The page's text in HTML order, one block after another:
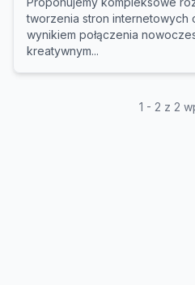
tworzenia stron internetowych
wynikiem połączenia
kreatywnym...
1 - 2 z 2